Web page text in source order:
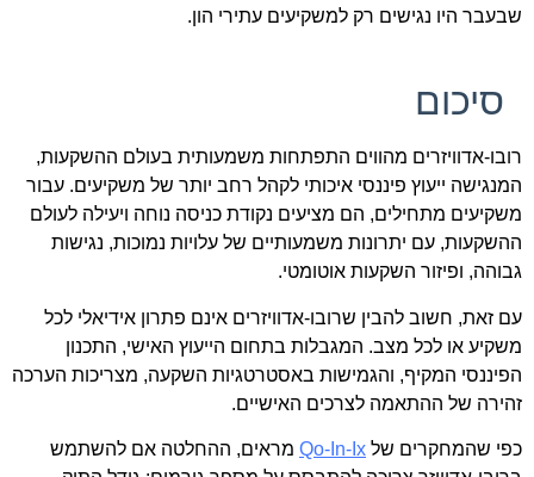
שבעבר היו נגישים רק למשקיעים עתירי הון.
סיכום
רובו-אדוויזרים מהווים התפתחות משמעותית בעולם ההשקעות,
המנגישה ייעוץ פיננסי איכותי לקהל רחב יותר של משקיעים. עבור
משקיעים מתחילים, הם מציעים נקודת כניסה נוחה ויעילה לעולם
ההשקעות, עם יתרונות משמעותיים של עלויות נמוכות, נגישות
גבוהה, ופיזור השקעות אוטומטי.
עם זאת, חשוב להבין שרובו-אדוויזרים אינם פתרון אידיאלי לכל
משקיע או לכל מצב. המגבלות בתחום הייעוץ האישי, התכנון
הפיננסי המקיף, והגמישות באסטרטגיות השקעה, מצריכות הערכה
זהירה של ההתאמה לצרכים האישיים.
כפי שהמחקרים של Qo-In-Ix מראים, ההחלטה אם להשתמש